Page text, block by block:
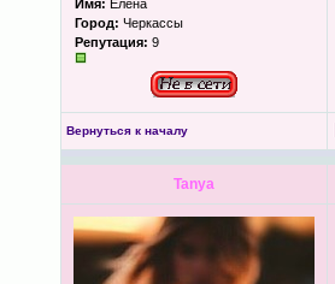
Имя: Елена
Город: Черкассы
Репутация: 9
Вернуться к началу
Tanya